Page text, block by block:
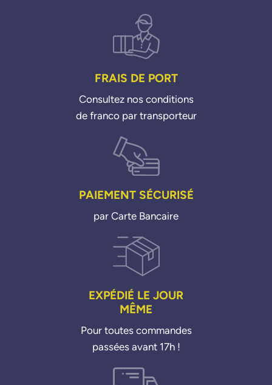
FRAIS DE PORT
Consultez nos conditions
de franco par transporteur
PAIEMENT SÉCURISÉ
par Carte Bancaire
EXPÉDIÉ LE JOUR
MÊME
Pour toutes commandes
passées avant 17h !